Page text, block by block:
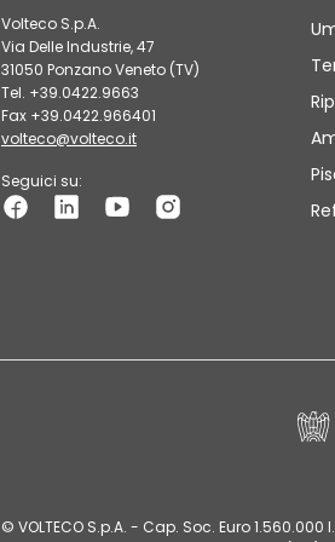
Volteco S.p.A.
Via Delle Industrie, 47
31050 Ponzano Veneto (TV)
Tel. +39.0422.9663
Fax +39.0422.966401
volteco@volteco.it
Seguici su:
© VOLTECO S.p.A. - Cap. Soc. Euro